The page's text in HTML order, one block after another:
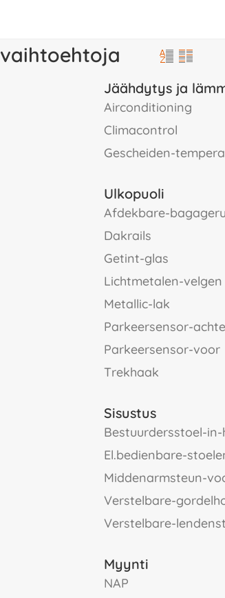
vaihtoehtoja
Jäähdytys ja
airconditioning
climacontrol
gescheiden-
Ulkopuoli
afdekbare-
dakrails
getint-glas
lichtmetalen-velgen
metallic-lak
parkeersensor-
parkeersensor-voor
trekhaak
Sisustus
bestuurdersstoel-
el.bedienbare-
middenarmsteun-
verstelbare-
verstelbare-
Myynti
NAP